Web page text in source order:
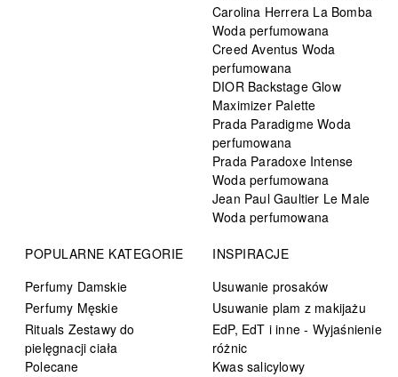
Carolina Herrera La Bomba
Woda perfumowana
Creed Aventus Woda
perfumowana
DIOR Backstage Glow
Maximizer Palette
Prada Paradigme Woda
perfumowana
Prada Paradoxe Intense
Woda perfumowana
Jean Paul Gaultier Le Male
Woda perfumowana
POPULARNE KATEGORIE
Perfumy Damskie
Perfumy Męskie
Rituals Zestawy do
pielęgnacji ciała
Polecane
INSPIRACJE
Usuwanie prosaków
Usuwanie plam z makijażu
EdP, EdT i inne - Wyjaśnienie
różnic
Kwas salicylowy